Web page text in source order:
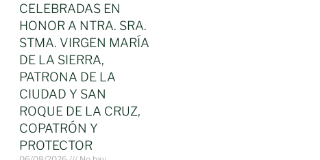
CELEBRADAS EN
HONOR A NTRA. SRA.
STMA. VIRGEN MARÍA
DE LA SIERRA,
PATRONA DE LA
CIUDAD Y SAN
ROQUE DE LA CRUZ,
COPATRÓN Y
PROTECTOR